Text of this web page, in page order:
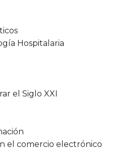
Hospitalaria
el Siglo XXI
el comercio electrónico